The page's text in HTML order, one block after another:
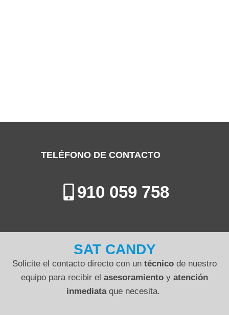
TELÉFONO DE CONTACTO
910 059 758
SAT CANDY
Solicite el contacto directo con un técnico de nuestro
equipo para recibir el asesoramiento y atención
inmediataque necesita.